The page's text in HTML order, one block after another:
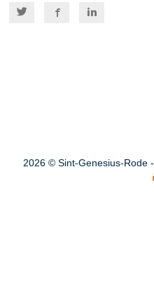
2026 © Sint-Genesius-Rode -